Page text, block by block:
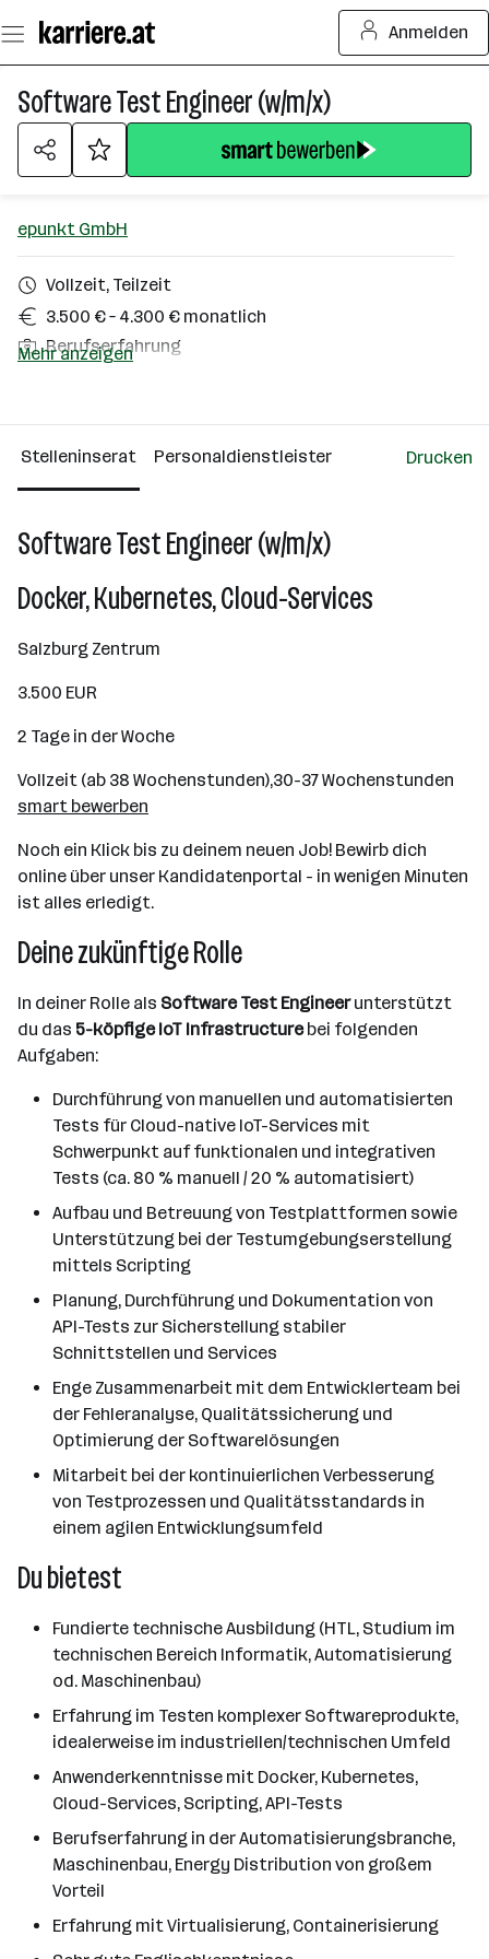
Seiteninhalt
springen
Anmelden
Software Test Engineer (w/m/x)
epunkt GmbH
Vollzeit, Teilzeit
3.500 € – 4.300 € monatlich
Berufserfahrung
Mehr anzeigen
Stelleninserat Personaldienstleister Drucken
Software Test Engineer (w/m/x)
Docker, Kubernetes, Cloud-Services
Salzburg Zentrum
3.500 EUR
2 Tage in der Woche
Vollzeit (ab 38 Wochenstunden),30-37 Wochenstunden
smart bewerben
Noch ein Klick bis zu deinem neuen Job! Bewirb dich
online über unser Kandidatenportal - in wenigen Minuten
ist alles erledigt.
Deine zukünftige Rolle
In deiner Rolle als Software Test Engineerunterstützt
du das 5-köpfige IoT Infrastructurebei folgenden
Aufgaben:
Durchführung von manuellen und automatisierten
Tests für Cloud-native IoT-Services mit
Schwerpunkt auf funktionalen und integrativen
Tests (ca. 80 % manuell / 20 % automatisiert)
Aufbau und Betreuung von Testplattformen sowie
Unterstützung bei der Testumgebungserstellung
mittels Scripting
Planung, Durchführung und Dokumentation von
API-Tests zur Sicherstellung stabiler
Schnittstellen und Services
Enge Zusammenarbeit mit dem Entwicklerteam bei
der Fehleranalyse, Qualitätssicherung und
Optimierung der Softwarelösungen
Mitarbeit bei der kontinuierlichen Verbesserung
von Testprozessen und Qualitätsstandards in
einem agilen Entwicklungsumfeld
Du bietest
Fundierte technische Ausbildung (HTL, Studium im
technischen Bereich Informatik, Automatisierung
od. Maschinenbau)
Erfahrung im Testen komplexer Softwareprodukte,
idealerweise im industriellen/technischen Umfeld
Anwenderkenntnisse mit Docker, Kubernetes,
Cloud-Services, Scripting, API-Tests
Berufserfahrung in der Automatisierungsbranche,
Maschinenbau, Energy Distribution von großem
Vorteil
Erfahrung mit Virtualisierung, Containerisierung